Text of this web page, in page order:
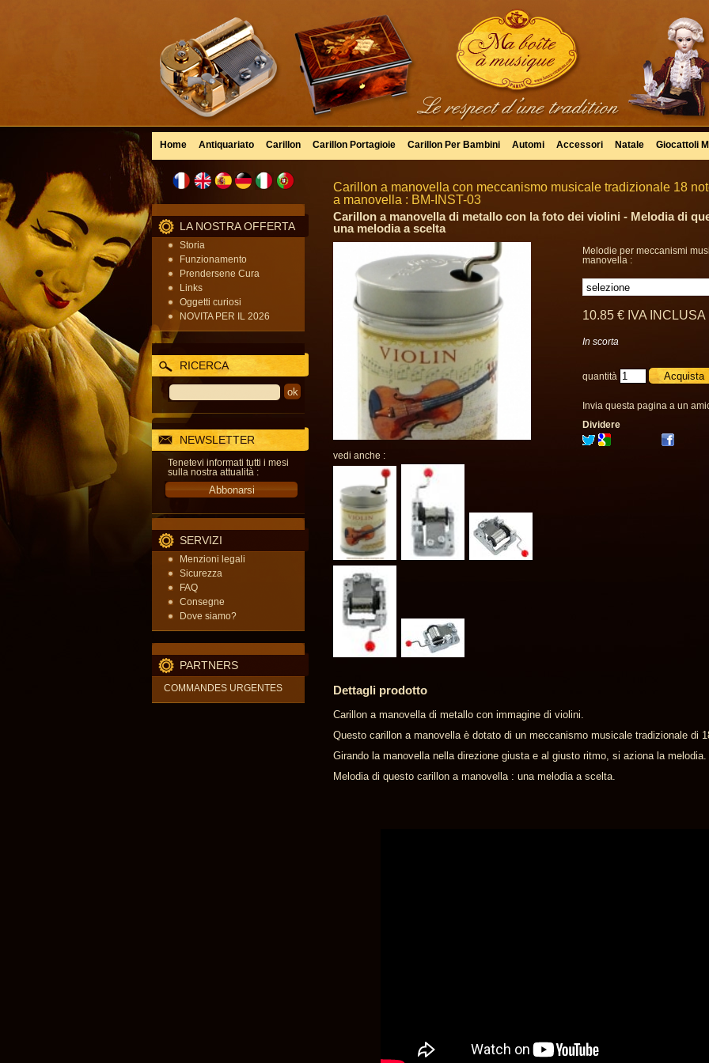
Home Antiquariato Carillon Carillon Portagioie Carillon Per Bambini Automi Accessori Natale Giocattoli
LA NOSTRA OFFERTA
Storia
Funzionamento
Prendersene Cura
Links
Oggetti curiosi
NOVITA PER IL 2026
RICERCA
NEWSLETTER
Tenetevi informati tutti i mesi
sulla nostra attualità :
SERVIZI
Menzioni legali
Sicurezza
FAQ
Consegne
Dove siamo?
PARTNERS
COMMANDES URGENTES
Carillon a manovella con meccanismo musicale tradizionale 18
a manovella : BM-INST-03
Carillon a manovella di metallo con la foto dei violini - Melodia di
una melodia a scelta
vedi anche :
Melodie per meccanismi
manovella :
10.85 € IVA INCLUSA
In scorta
quantità
Invia questa pagina a un
Dividere
Dettagli prodotto
Carillon a manovella di metallo con immagine di violini.
Questo carillon a manovella è dotato di un meccanismo musicale tradizionale di
Girando la manovella nella direzione giusta e al giusto ritmo, si aziona la melodia.
Melodia di questo carillon a manovella : una melodia a scelta.